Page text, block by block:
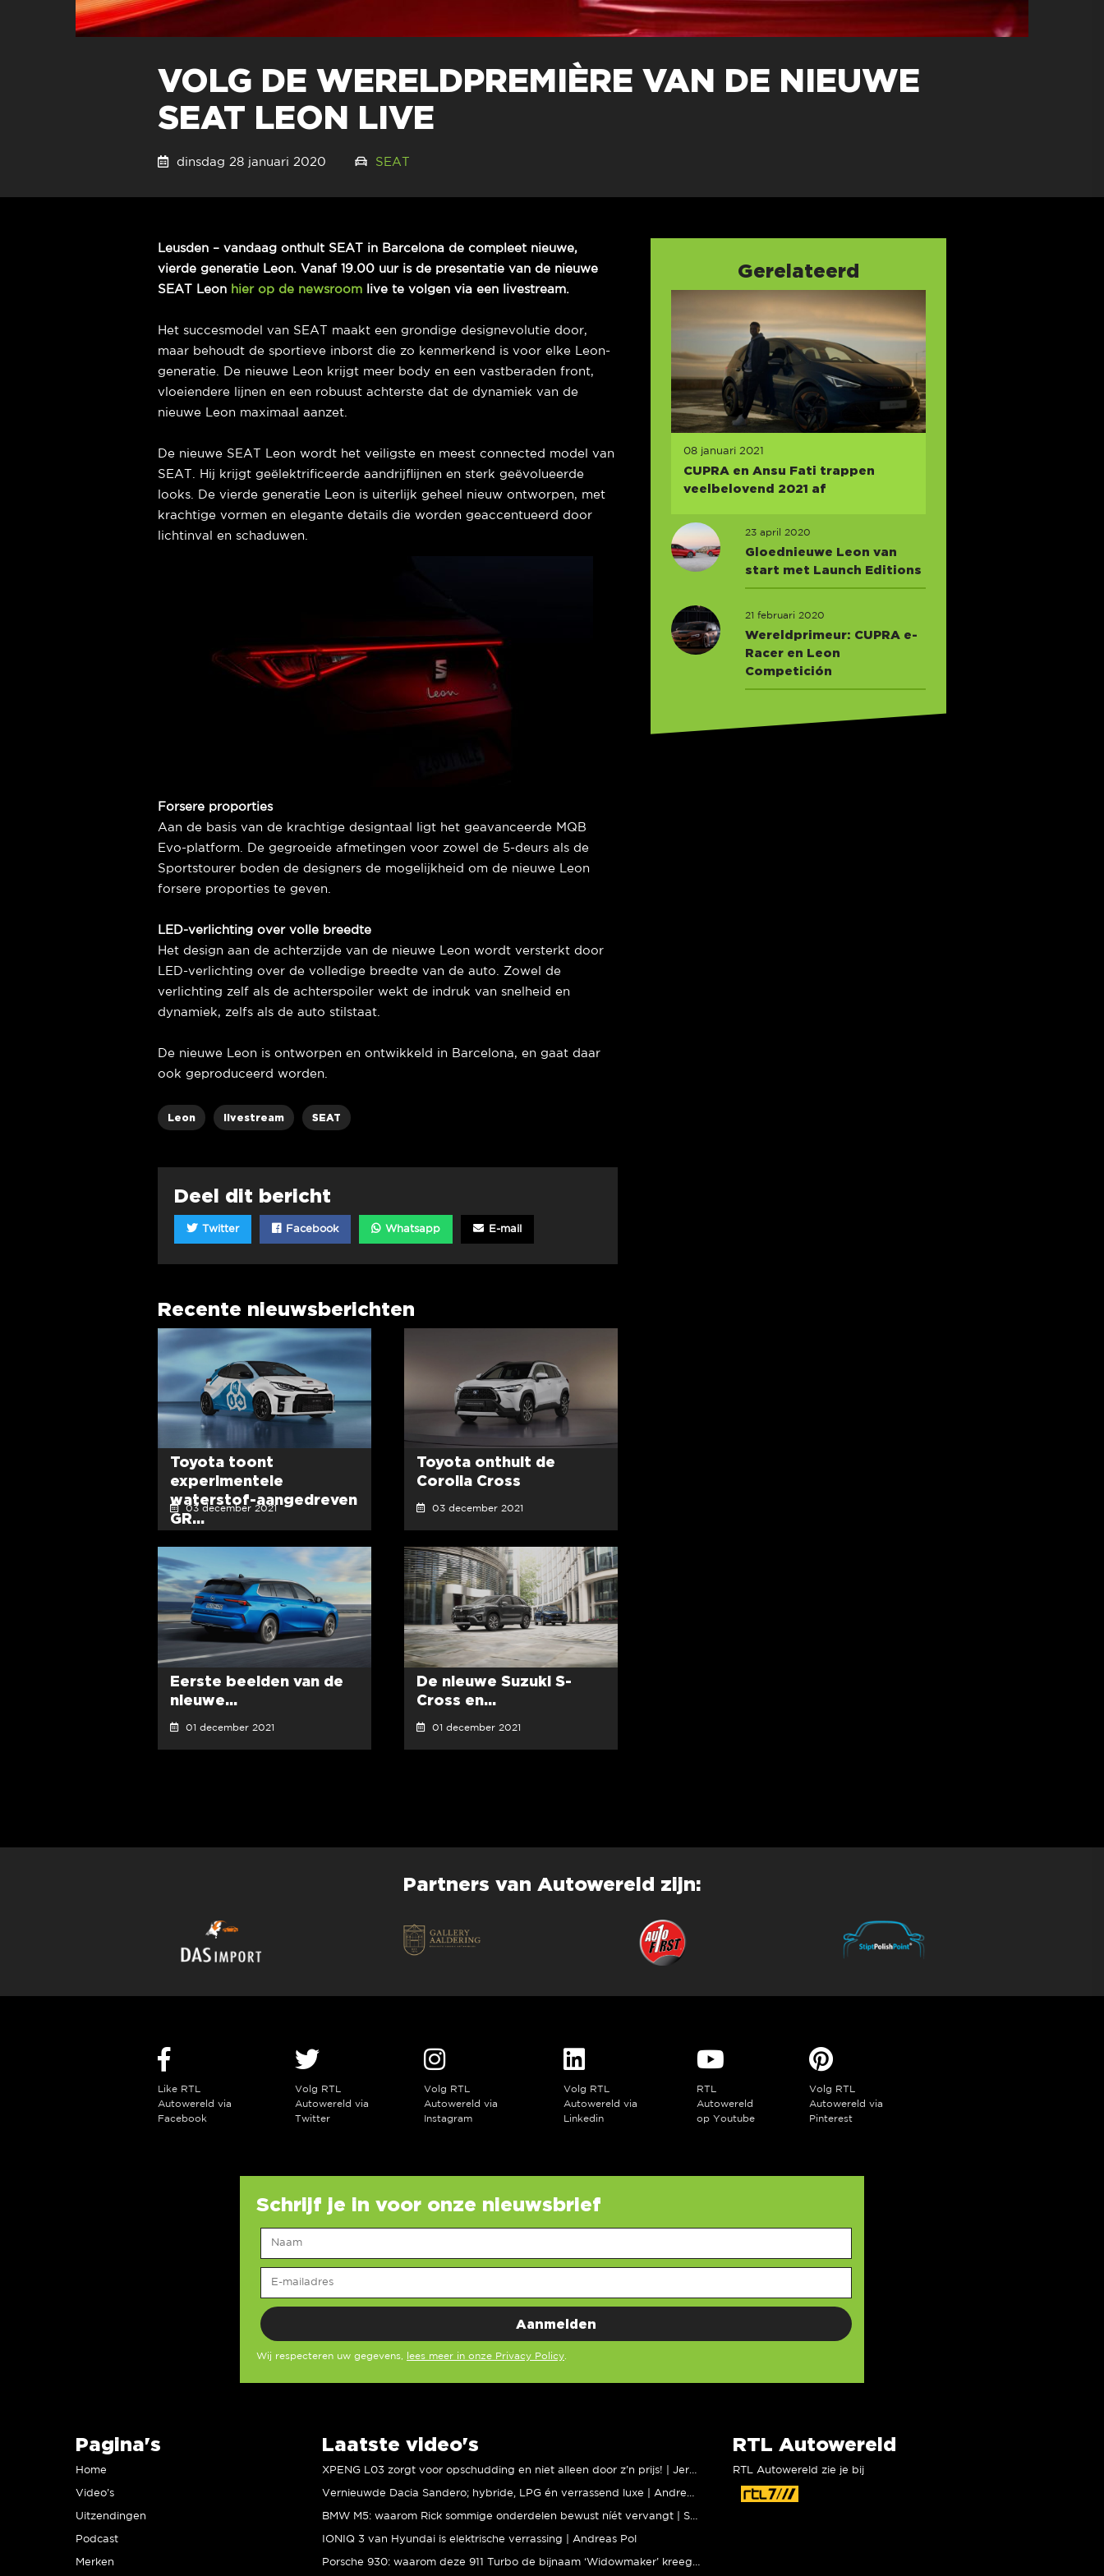
VOLG DE WERELDPREMIÈRE VAN DE NIEUWE
SEAT LEON LIVE
dinsdag 28 januari 2020 SEAT
Leusden – vandaag onthult SEAT in Barcelona de compleet nieuwe,
vierde generatie Leon. Vanaf 19.00 uur is de presentatie van de nieuwe
SEAT Leon
hier op de newsroom live te volgen via een livestream.
Het succesmodel van SEAT maakt een grondige designevolutie door,
maar behoudt de sportieve inborst die zo kenmerkend is voor elke Leon-
generatie. De nieuwe Leon krijgt meer body en een vastberaden front,
vloeiendere lijnen en een robuust achterste dat de dynamiek van de
nieuwe Leon maximaal aanzet.
De nieuwe SEAT Leon wordt het veiligste en meest connected model van
SEAT. Hij krijgt geëlektrificeerde aandrijflijnen en sterk geëvolueerde
looks. De vierde generatie Leon is uiterlijk geheel nieuw ontworpen, met
krachtige vormen en elegante details die worden geaccentueerd door
lichtinval en schaduwen.
Forsere proporties
Aan de basis van de krachtige designtaal ligt het geavanceerde MQB
Evo-platform. De gegroeide afmetingen voor zowel de 5-deurs als de
Sportstourer boden de designers de mogelijkheid om de nieuwe Leon
forsere proporties te geven.
LED-verlichting over volle breedte
Het design aan de achterzijde van de nieuwe Leon wordt versterkt door
LED-verlichting over de volledige breedte van de auto. Zowel de
verlichting zelf als de achterspoiler wekt de indruk van snelheid en
dynamiek, zelfs als de auto stilstaat.
De nieuwe Leon is ontworpen en ontwikkeld in Barcelona, en gaat daar
ook geproduceerd worden.
Leon livestream SEAT
Deel dit bericht
Twitter Facebook Whatsapp E-mail
Recente nieuwsberichten
Toyota toont
experimentele
waterstof-aangedreven
GR...
03 december 2021
Toyota onthult de
Corolla Cross
03 december 2021
Eerste beelden van de
nieuwe...
01 december 2021
De nieuwe Suzuki S-
Cross en...
01 december 2021
Gerelateerd
08 januari 2021
CUPRA en Ansu Fati trappen
veelbelovend 2021 af
23 april 2020
Gloednieuwe Leon van
start met Launch Editions
21 februari 2020
Wereldprimeur: CUPRA e-
Racer en Leon
Competición
Partners van Autowereld zijn:
Like RTL
Autowereld via
Facebook
Volg RTL
Autowereld via
Twitter
Volg RTL
Autowereld via
Instagram
Volg RTL
Autowereld via
Linkedin
RTL
Autowereld
op Youtube
Volg RTL
Autowereld via
Pinterest
Schrijf je in voor onze nieuwsbrief
Wij respecteren uw gegevens, lees meer in onze Privacy Policy
Pagina's
Home
Video’s
Uitzendingen
Podcast
Merken
Laatste video's
IONIQ 3 van Hyundai is elektrische verrassing | Andreas Pol
RTL Autowereld
RTL Autowereld zie je bij